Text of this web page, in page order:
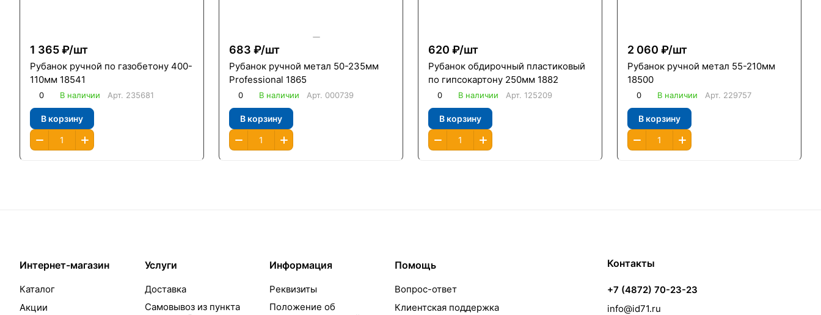
1 365 ₽/шт
Рубанок ручной по газобетону 400-
110мм 18541
0 В наличии Арт. 235681
В корзину
683 ₽/шт
Рубанок ручной метал 50-235мм
Professional 1865
0 В наличии Арт. 000739
В корзину
620 ₽/шт
Рубанок обдирочный пластиковый
по гипсокартону 250мм 1882
0 В наличии Арт. 125209
В корзину
2 060 ₽/шт
Рубанок ручной метал 55-210мм
18500
0 В наличии Арт. 229757
В корзину
Интернет-магазин
Каталог
Акции
Услуги
Доставка
Самовывоз из пункта
Информация
Реквизиты
Положение об
Помощь
Вопрос-ответ
Клиентская поддержка
Контакты
+7 (4872) 70-23-23
info@id71.ru